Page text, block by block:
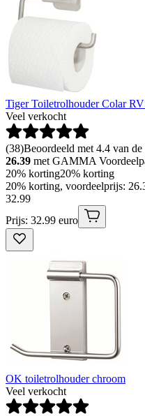
Tiger Toiletrolhouder Colar
Veel verkocht
(38)Beoordeeld met 4.4 van
26.39 met GAMMA
20% korting20% korting
20% korting, voordeelprijs:
32.99
Prijs: 32.99 euro
OK toiletrolhouder chroom
Veel verkocht